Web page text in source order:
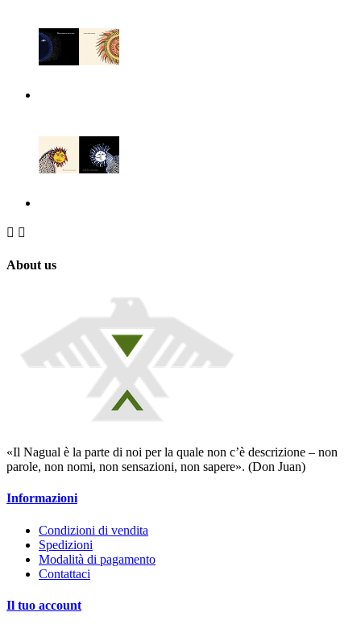
 
About us
«Il Nagual è la parte di noi per la quale non c’è descrizione – non
parole, non nomi, non sensazioni, non sapere». (Don Juan)
Informazioni
Condizioni di vendita
Spedizioni
Modalità di pagamento
Contattaci
Il tuo account